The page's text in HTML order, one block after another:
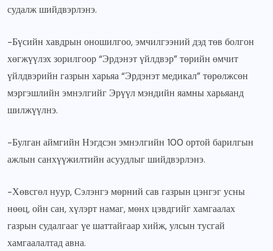
судалж шийдвэрлэнэ.
-Бүсийн хавдрын оношилгоо, эмчилгээний дэд төв болгон
хөгжүүлэх зорилгоор “Эрдэнэт үйлдвэр” төрийн өмчит
үйлдвэрийн газрын харьяа “Эрдэнэт медикал” төрөлжсөн
мэргэшлийн эмнэлгийг Эрүүл мэндийн яамны харьяанд
шилжүүлнэ.
-Булган аймгийн Нэгдсэн эмнэлгийн 100 ортой барилгын
ажлын санхүүжилтийн асуудлыг шийдвэрлэнэ.
-Хөвсгөл нуур, Сэлэнгэ мөрний сав газрын цэнгэг усны
нөөц, ойн сан, хүлэрт намаг, мөнх цэвдгийг хамгаалах
газрын судалгааг үе шаттайгаар хийж, улсын тусгай
хамгаалалтад авна.